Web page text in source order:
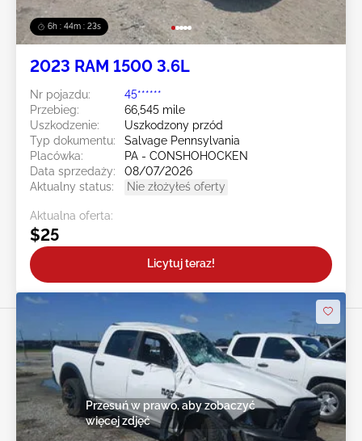
6h : 44m : 20s
2023 RAM 1500 3.6L
Nr pojazdu:
45******
Przebieg:
66,545 mile
Uszkodzenie:
Uszkodzony przód
Typ dokumentu:
Salvage Pennsylvania
Placówka:
PA - CONSHOHOCKEN
Data sprzedaży:
08/07/2026
Aktualny status:
Nie złożyłeś oferty
Aktualna oferta:
$25
Licytuj teraz!
Przesuń w prawo, aby zobaczyć
więcej zdjęć